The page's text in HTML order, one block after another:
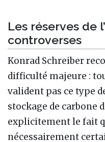
Les réserves de
controverses
Konrad Schreiber
difficulté majeure :
valident pas ce type
stockage de carbone
explicitement le fait
nécessairement